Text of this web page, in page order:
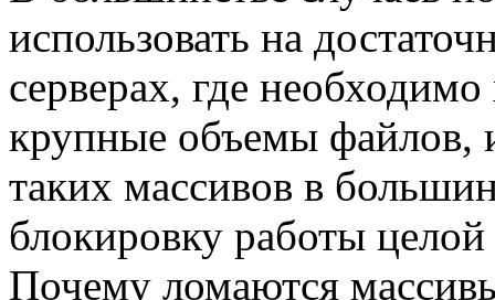
использовать на
серверах, где
крупные объемы файлов,
таких массивов в
блокировку работы
Почему ломаются